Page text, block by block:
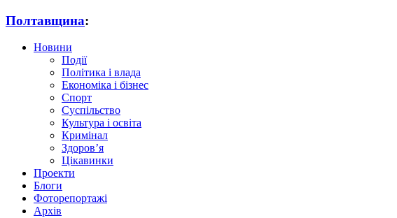
Полтавщина:
Новини
Події
Політика і влада
Економіка і бізнес
Спорт
Суспільство
Культура і освіта
Кримінал
Здоров’я
Цікавинки
Проекти
Блоги
Фоторепортажі
Архів